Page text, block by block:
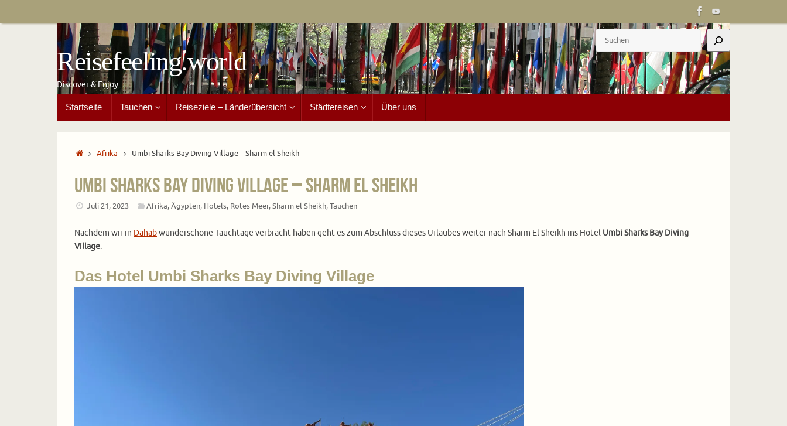
Reisefeeling.world
Discover & Enjoy
Suchen
Inhalt
springen
Startseite Tauchen Reiseziele – Länderübersicht Städtereisen Über uns
StartAfrika Umbi Sharks Bay Diving Village – Sharm el Sheikh
Umbi Sharks Bay Diving Village – Sharm el Sheikh
Juli 21, 2023 Afrika,Ägypten, Hotels, Rotes Meer,Sharm el Sheikh,Tauchen
Nachdem wir in Dahabwunderschöne Tauchtage verbracht haben geht es zum Abschluss dieses Urlaubes weiter nach Sharm El Sheikh ins Hotel Umbi Sharks Bay Diving
Village.
Das Hotel Umbi Sharks Bay Diving Village